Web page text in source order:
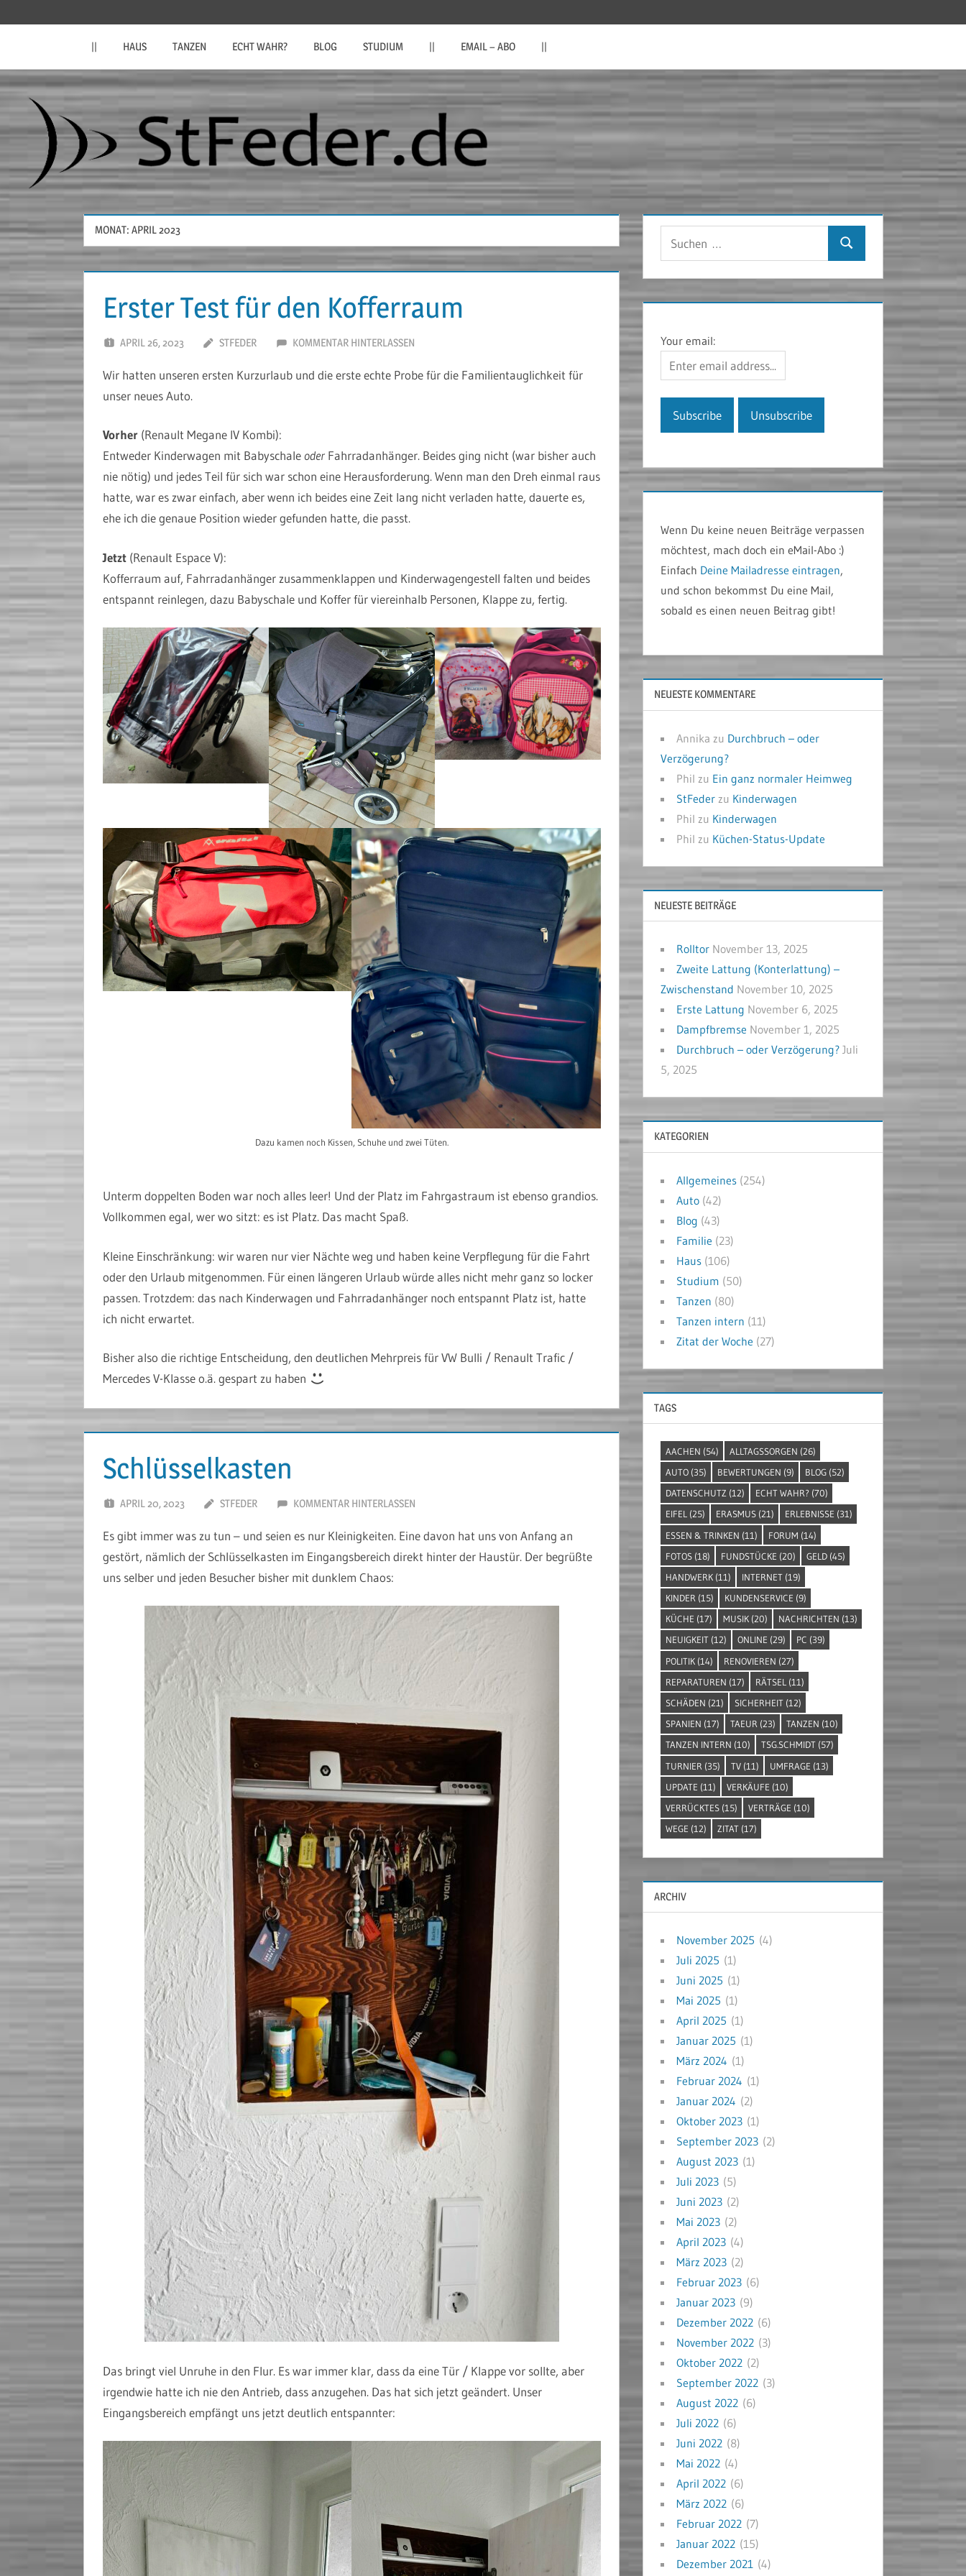
StFeder.de
|| HAUS TANZEN ECHT WAHR? BLOG STUDIUM || EMAIL – ABO ||
MONAT: APRIL 2023
Erster Test für den Kofferraum
APRIL 26, 2023 STFEDER KOMMENTAR HINTERLASSEN
Wir hatten unseren ersten Kurzurlaub und die erste echte Probe für die Familientauglichkeit für
unser neues Auto.
Vorher(Renault Megane IV Kombi):
Entweder Kinderwagen mit BabyschaleoderFahrradanhänger. Beides ging nicht (war bisher auch
nie nötig) und jedes Teil für sich war schon eine Herausforderung. Wenn man den Dreh einmal raus
hatte, war es zwar einfach, aber wenn ich beides eine Zeit lang nicht verladen hatte, dauerte es,
ehe ich die genaue Position wieder gefunden hatte, die passt.
Jetzt(Renault Espace V):
Kofferraum auf, Fahrradanhänger zusammenklappen und Kinderwagengestell falten und beides
entspannt reinlegen, dazu Babyschale und Koffer für viereinhalb Personen, Klappe zu, fertig.
Dazu kamen noch Kissen, Schuhe und zwei Tüten.
Unterm doppelten Boden war noch alles leer! Und der Platz im Fahrgastraum ist ebenso grandios.
Vollkommen egal, wer wo sitzt: es ist Platz. Das macht Spaß.
Kleine Einschränkung: wir waren nur vier Nächte weg und haben keine Verpflegung für die Fahrt
oder den Urlaub mitgenommen. Für einen längeren Urlaub würde alles nicht mehr ganz so locker
passen. Trotzdem: das nach Kinderwagen und Fahrradanhänger noch entspannt Platz ist, hatte
ich nicht erwartet.
Bisher also die richtige Entscheidung, den deutlichen Mehrpreis für VW Bulli / Renault Trafic /
Mercedes V-Klasse o.ä. gespart zu haben
Schlüsselkasten
APRIL 20, 2023 STFEDER KOMMENTAR HINTERLASSEN
Es gibt immer was zu tun – und seien es nur Kleinigkeiten. Eine davon hat uns von Anfang an
gestört, nämlich der Schlüsselkasten im Eingangsbereich direkt hinter der Haustür. Der begrüßte
uns selber und jeden Besucher bisher mit dunklem Chaos:
Das bringt viel Unruhe in den Flur. Es war immer klar, dass da eine Tür / Klappe vor sollte, aber
irgendwie hatte ich nie den Antrieb, dass anzugehen. Das hat sich jetzt geändert. Unser
Eingangsbereich empfängt uns jetzt deutlich entspannter:
Suchen
Your email:
Wenn Du keine neuen Beiträge verpassen
möchtest, mach doch ein eMail-Abo :)
Einfach Deine Mailadresse eintragen,
und schon bekommst Du eine Mail,
sobald es einen neuen Beitrag gibt!
NEUESTE KOMMENTARE
Annika zu Durchbruch – oder
Verzögerung?
Phil zu Ein ganz normaler Heimweg
StFeder zu Kinderwagen
Phil zu Kinderwagen
Phil zu Küchen-Status-Update
NEUESTE BEITRÄGE
Rolltor November 13, 2025
Zweite Lattung (Konterlattung) –
Zwischenstand November 10, 2025
Erste Lattung November 6, 2025
Dampfbremse November 1, 2025
Durchbruch – oder Verzögerung? Juli
5, 2025
KATEGORIEN
Allgemeines (254)
Auto (42)
Blog (43)
Familie (23)
Haus (106)
Studium (50)
Tanzen (80)
Tanzen intern (11)
Zitat der Woche (27)
TAGS
AACHEN (54) ALLTAGSSORGEN (26)
AUTO(35) BEWERTUNGEN (9) BLOG(52)
DATENSCHUTZ (12) ECHT WAHR? (70)
EIFEL(25) ERASMUS(21) ERLEBNISSE (31)
ESSEN & TRINKEN (11) FORUM (14)
FOTOS(18) FUNDSTÜCKE (20) GELD(45)
HANDWERK(11) INTERNET(19)
KINDER (15) KUNDENSERVICE (9)
KÜCHE (17) MUSIK(20) NACHRICHTEN (13)
NEUIGKEIT(12) ONLINE (29) PC (39)
POLITIK(14) RENOVIEREN (27)
REPARATUREN (17) RÄTSEL (11)
SCHÄDEN (21) SICHERHEIT(12)
SPANIEN (17) TAEUR(23) TANZEN (10)
TANZEN INTERN (10) TSG.SCHMIDT(57)
TURNIER (35) TV(11) UMFRAGE (13)
UPDATE (11) VERKÄUFE (10)
VERRÜCKTES(15) VERTRÄGE (10)
WEGE (12) ZITAT(17)
ARCHIV
November 2025 (4)
Juli 2025 (1)
Juni 2025 (1)
Mai 2025 (1)
April 2025 (1)
Januar 2025 (1)
März 2024 (1)
Februar 2024 (1)
Januar 2024 (2)
Oktober 2023 (1)
September 2023 (2)
August 2023 (1)
Juli 2023 (5)
Juni 2023 (2)
Mai 2023 (2)
April 2023 (4)
März 2023 (2)
Februar 2023 (6)
Januar 2023 (9)
Dezember 2022 (6)
November 2022 (3)
Oktober 2022 (2)
September 2022 (3)
August 2022 (6)
Juli 2022 (6)
Juni 2022 (8)
Mai 2022 (4)
April 2022 (6)
März 2022 (6)
Februar 2022 (7)
Januar 2022 (15)
Dezember 2021 (4)